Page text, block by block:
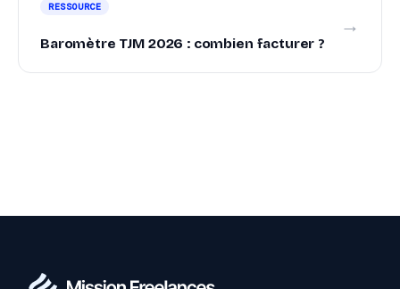
RESSOURCE
Baromètre TJM 2026 : combien facturer ?
→